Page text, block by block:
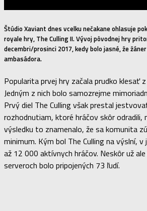
Štúdio Xaviant dnes vcelku nečakane ohlasuje
royale hry, The Culling II. Vývoj pôvodnej hry
decembri/prosinci 2017, kedy bolo jasné, že
ambasádora.
Popularita prvej hry začala prudko klesať
Jedným z nich bolo samozrejme
Prvý diel The Culling však prestal
rozhodnutiam, ktoré hráčov skôr odradili,
výsledku to znamenalo, že sa komunita
minimum. Kým bol The Culling na výslní,
až 12 000 aktívnych hráčov. Neskôr už
serveroch bolo pripojených 73 ľudí.